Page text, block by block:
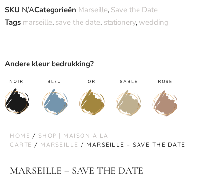
SKU N/ACategorieën Marseille, Save the Date
Tags marseille, save the date, stationery, wedding
Andere kleur bedrukking?
HOME / SHOP | MAISON À LA
CARTE / MARSEILLE / MARSEILLE – SAVE THE DATE
MARSEILLE – SAVE THE DATE